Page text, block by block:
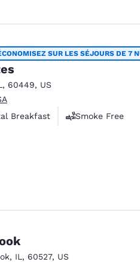
SUR LES SÉJOURS DE 7
, 60449, US
Breakfast
Smoke Free
, IL , 60527, US